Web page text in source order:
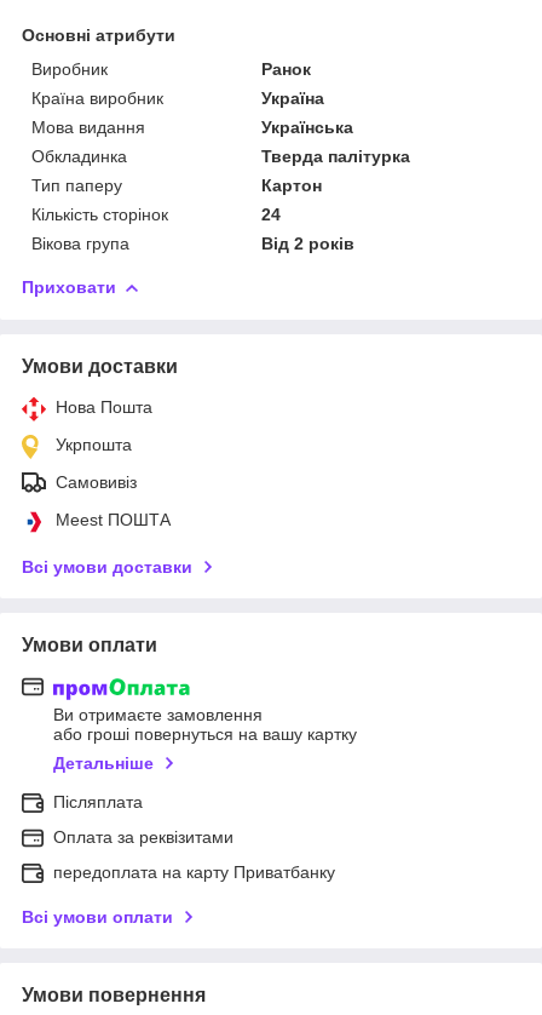
Основні атрибути
Виробник
Ранок
Країна виробник
Україна
Мова видання
Українська
Обкладинка
Тверда палітурка
Тип паперу
Картон
Кількість сторінок
24
Вікова група
Від 2 років
Приховати
Умови доставки
Нова Пошта
Укрпошта
Самовивіз
Meest ПОШТА
Всі умови доставки
Умови оплати
Ви отримаєте замовлення
або гроші повернуться на вашу картку
Детальніше
Післяплата
Оплата за реквізитами
передоплата на карту Приватбанку
Всі умови оплати
Умови повернення